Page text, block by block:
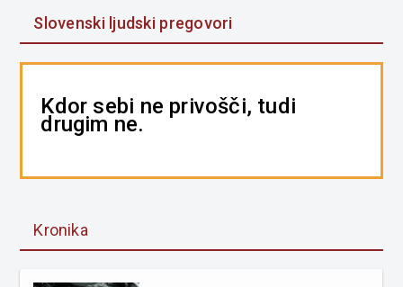
Slovenski ljudski pregovori
Kdor sebi ne privošči, tudi
drugim ne.
Kronika